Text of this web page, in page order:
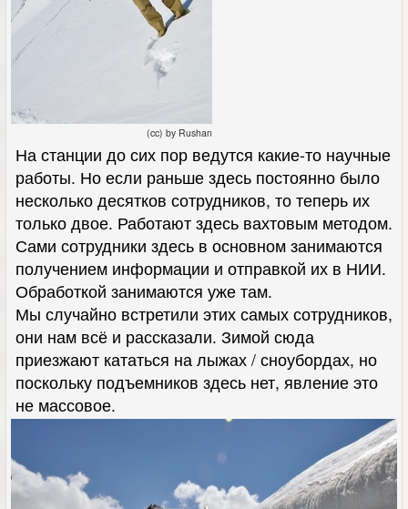
(cc) by Rushan
На станции до сих пор ведутся какие-то научные
работы. Но если раньше здесь постоянно было
несколько десятков сотрудников, то теперь их
только двое. Работают здесь вахтовым методом.
Сами сотрудники здесь в основном занимаются
получением информации и отправкой их в НИИ.
Обработкой занимаются уже там.
Мы случайно встретили этих самых сотрудников,
они нам всё и рассказали. Зимой сюда
приезжают кататься на лыжах / сноубордах, но
поскольку подъемников здесь нет, явление это
не массовое.